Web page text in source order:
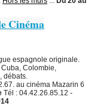
Cinéma
espagnole originale.
Colombie,
débats.
au cinéma Mazarin 6
Tél : 04.42.26.85.12 -